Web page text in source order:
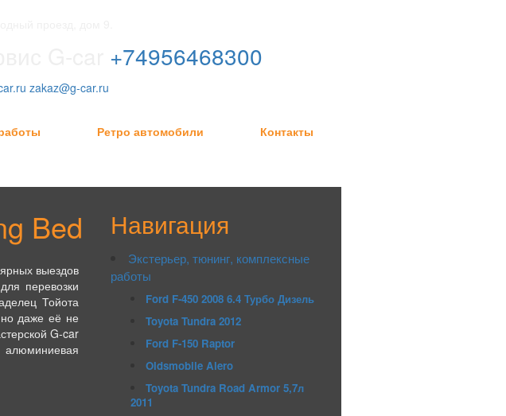
+74956468300
zakaz@g-car.ru
Ретро автомобили Контакты
Bed
выездов
перевозки
Тойота
даже её не
G-car
Навигация
Экстерьер, тюнинг, комплексные
работы
Ford F-450 2008 6.4 Турбо Дизель
Toyota Tundra 2012
Ford F-150 Raptor
Oldsmobile Alero
Toyota Tundra Road Armor 5,7л
2011